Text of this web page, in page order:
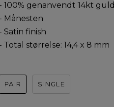
- 100% genanvendt 14kt guld
- Månesten
- Satin finish
- Total størrelse: 14,4 x 8 mm
PAIR SINGLE